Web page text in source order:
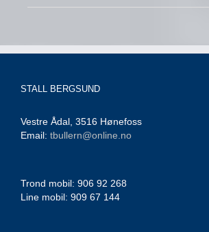
STALL BERGSUND
Vestre Ådal, 3516 Hønefoss
Email: tbullern@online.no
Trond mobil: 906 92 268
Line mobil: 909 67 144